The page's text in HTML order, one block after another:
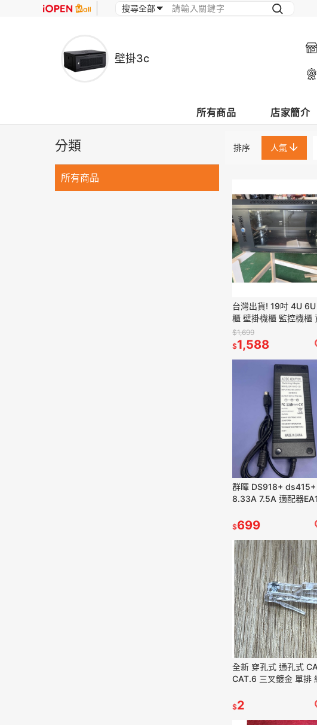
壁掛3c
所有商品 店家簡介
分類
所有商品
排序 人氣
台灣出貨! 19吋 4U 6U 網路機
櫃 壁掛機櫃 監控機櫃
弱電箱
$1,699
$1,588
群暉 DS918+
8.33A 7.5A 適配器
$699
全新 穿孔式 通孔式
CAT.6 三叉鍍金 單排
$2